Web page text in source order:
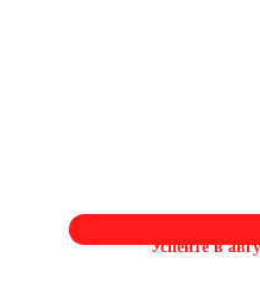
Успейте в